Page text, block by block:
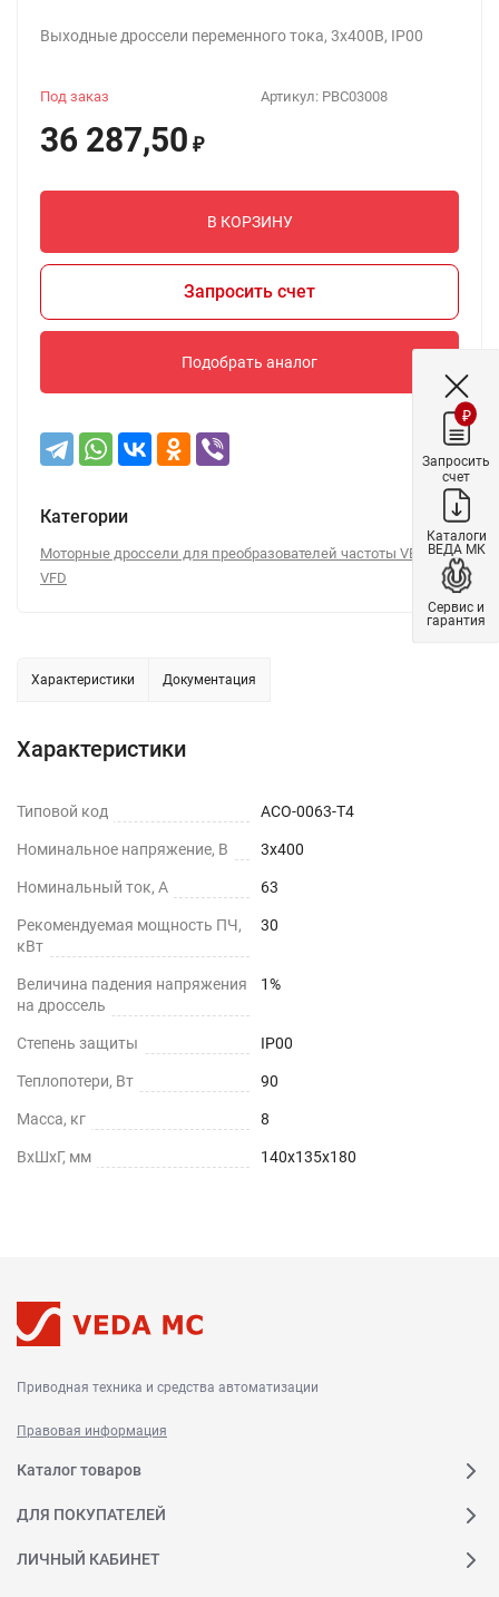
Выходные дроссели переменного тока, 3х400В, IP00
Артикул: PBC03008
Под заказ
36 287,50 ₽
В КОРЗИНУ
Запросить счет
Подобрать аналог
Категории
Моторные дроссели для преобразователей частоты VEDA
VFD
Характеристики Документация
Характеристики
Типовой код ACO-0063-T4
Номинальное напряжение, В 3х400
Номинальный ток, А 63
Рекомендуемая мощность ПЧ,
кВт
30
Величина падения напряжения
на дроссель
1%
Степень защиты IP00
Теплопотери, Вт 90
Масса, кг 8
ВхШхГ, мм 140х135х180
Приводная техника и средства автоматизации
Правовая информация
Каталог товаров
ДЛЯ ПОКУПАТЕЛЕЙ
ЛИЧНЫЙ КАБИНЕТ
₽
Запросить
счет
Каталоги
ВЕДА МК
Сервис и
гарантия